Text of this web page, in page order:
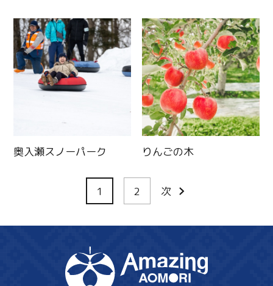
奥入瀬スノーパーク りんごの木
1 2 次